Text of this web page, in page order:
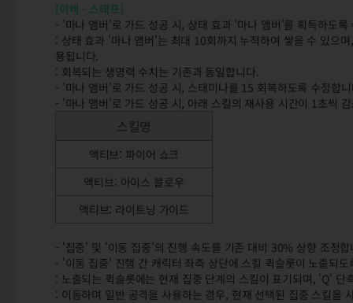
[이비 - 스태프]
- '마나 앰버'로 가드 성공 시, 상태 효과 '마나 앰버'를 획득하도록
: 상태 효과 '마나 앰버'는 최대 10회까지 누적하여 쌓을 수 있으
용됩니다.
: 회복되는 생명력 수치는 기존과 동일합니다.
- '마나 앰버'로 가드 성공 시, 스태미나를 15 회복하도록 수정합
- '마나 앰버'로 가드 성공 시, 아래 스킬의 재사용 시간이 1초씩
스킬명
액티브: 파이어 쇼크
액티브: 아이스 블로우
액티브: 라이트닝 가이드
- '집중' 및 '이동 집중'의 진행 속도를 기존 대비 30% 상향 조정
- '이동 집중' 진행 간 캐릭터 좌측 상단에 스킬 퀵슬롯이 노출되도
: 노출되는 퀵슬롯에는 현재 집중 단계의 스킬이 표기되며, 'Q'
: 이동하며 일반 공격을 사용하는 경우, 현재 선택된 집중 스킬을